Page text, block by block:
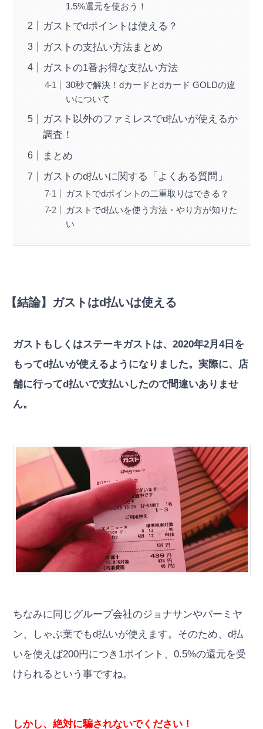
1.5%還元を使おう！
ガストでdポイントは使える？
ガストの支払い方法まとめ
ガストの1番お得な支払い方法
30秒で解決！dカードとdカード GOLDの違
いについて
ガスト以外のファミレスでd払いが使えるか
調査！
まとめ
ガストのd払いに関する「よくある質問」
ガストでdポイントの二重取りはできる？
ガストでd払いを使う方法・やり方が知りた
い
【結論】ガストはd払いは使える
ガストもしくはステーキガストは、2020年2月4日を
もってd払いが使えるようになりました。実際に、店
舗に行ってd払いで支払いしたので間違いありませ
ん。
ちなみに同じグループ会社のジョナサンやバーミヤ
ン、しゃぶ葉でもd払いが使えます。そのため、d払
いを使えば200円につき1ポイント、0.5%の還元を受
けられるという事ですね。
しかし、絶対に騙されないでください！